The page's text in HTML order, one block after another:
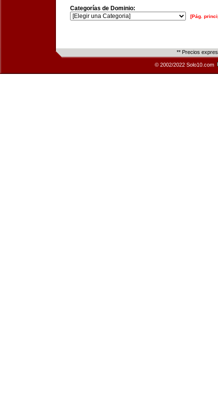
Categorías de Dominio:
[Pág.
** Precios
© 2002/2022 Solo10.com